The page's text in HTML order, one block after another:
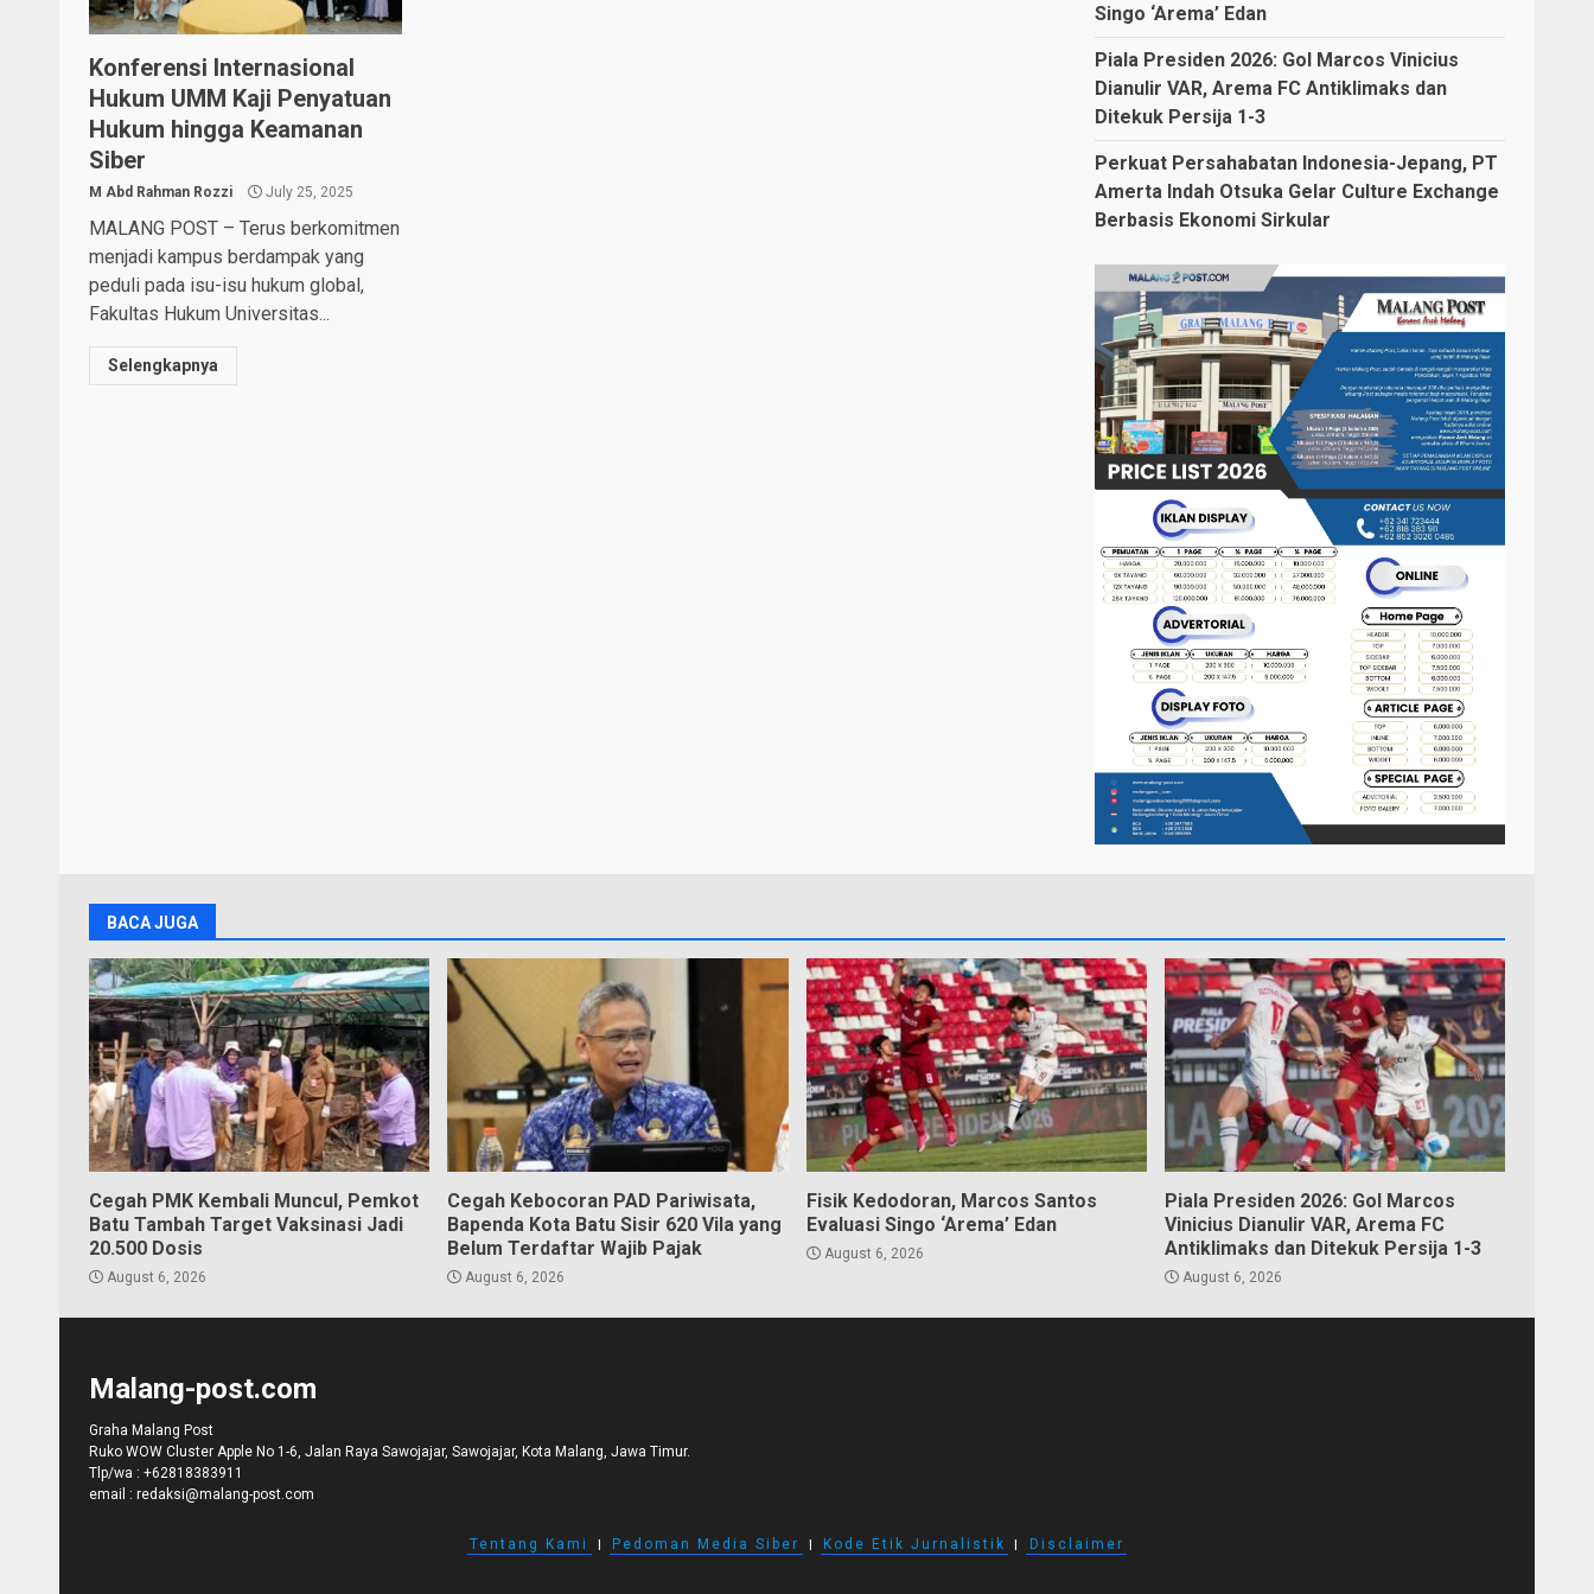
Konferensi Internasional
Hukum UMM Kaji Penyatuan
Hukum hingga Keamanan
Siber
M Abd Rahman Rozzi July 25, 2025
MALANG POST – Terus berkomitmen
menjadi kampus berdampak yang
peduli pada isu-isu hukum global,
Fakultas Hukum Universitas...
Selengkapnya
Singo ‘Arema’ Edan
Piala Presiden 2026: Gol Marcos Vinicius
Dianulir VAR, Arema FC Antiklimaks dan
Ditekuk Persija 1-3
Perkuat Persahabatan Indonesia-Jepang, PT
Amerta Indah Otsuka Gelar Culture Exchange
Berbasis Ekonomi Sirkular
BACA JUGA
Cegah PMK Kembali Muncul, Pemkot
Batu Tambah Target Vaksinasi Jadi
20.500 Dosis
August 6, 2026
Cegah Kebocoran PAD Pariwisata,
Bapenda Kota Batu Sisir 620 Vila yang
Belum Terdaftar Wajib Pajak
August 6, 2026
Fisik Kedodoran, Marcos Santos
Evaluasi Singo ‘Arema’ Edan
August 6, 2026
Piala Presiden 2026: Gol Marcos
Vinicius Dianulir VAR, Arema FC
Antiklimaks dan Ditekuk Persija 1-3
August 6, 2026
Malang-post.com
Graha Malang Post
Ruko WOW Cluster Apple No 1-6, Jalan Raya Sawojajar, Sawojajar, Kota Malang, Jawa Timur.
Tlp/wa : +62818383911
email : redaksi@malang-post.com
Tentang Kami I Pedoman Media Siber I Kode Etik Jurnalistik I Disclaimer